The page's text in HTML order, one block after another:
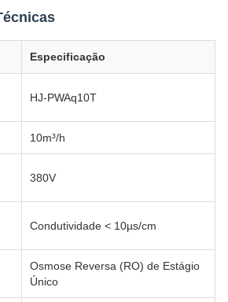
Especificação
HJ-PWAq10T
10m³/h
380V
Condutividade < 10µs/cm
Osmose Reversa (RO) de Estágio
Único